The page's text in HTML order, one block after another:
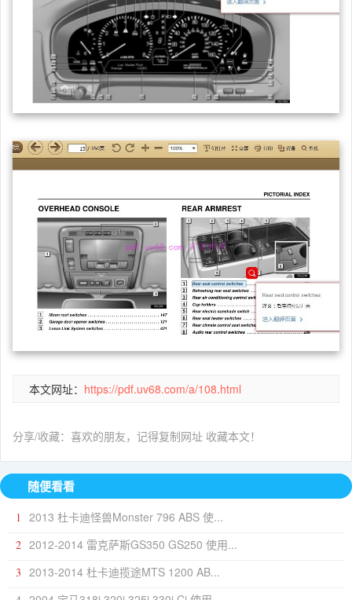
本文网址： https://pdf.uv68.com/a/108.html
分享/收藏：喜欢的朋友，记得复制网址 收藏本文！
随便看看
1 2013 杜卡迪怪兽Monster 796 ABS 使...
2 2012-2014 雷克萨斯GS350 GS250 使用...
3 2013-2014 杜卡迪揽途MTS 1200 AB...